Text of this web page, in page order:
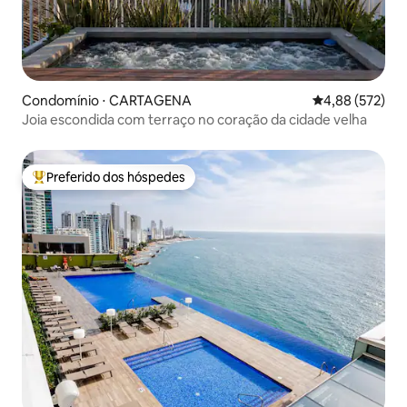
Condomínio ⋅ CARTAGENA 4,88 de uma
4,88 (572)
Joia escondida com terraço no coração da cidade velha
Entre os melhores preferidos dos hóspedes
Preferido dos hóspedes